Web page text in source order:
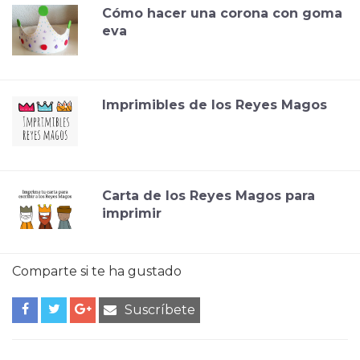
Cómo hacer una corona con goma
eva
Imprimibles de los Reyes Magos
Carta de los Reyes Magos para
imprimir
Comparte si te ha gustado
Suscríbete